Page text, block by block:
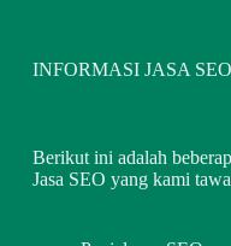
INFORMASI JASA SEO
Berikut ini adalah
Jasa SEO yang kami